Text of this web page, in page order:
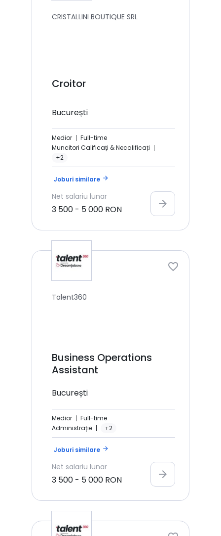
CRISTALLINI BOUTIQUE SRL
Croitor
București
Medior
Full-time
Muncitori Calificați & Necalificați
+2
Joburi similare arrow_forward
Net salariu lunar
3 500 - 5 000 RON arrow_forward
Talent360
Business Operations
Assistant
București
Medior
Full-time
Administrație
+2
Joburi similare arrow_forward
Net salariu lunar
3 500 - 5 000 RON arrow_forward